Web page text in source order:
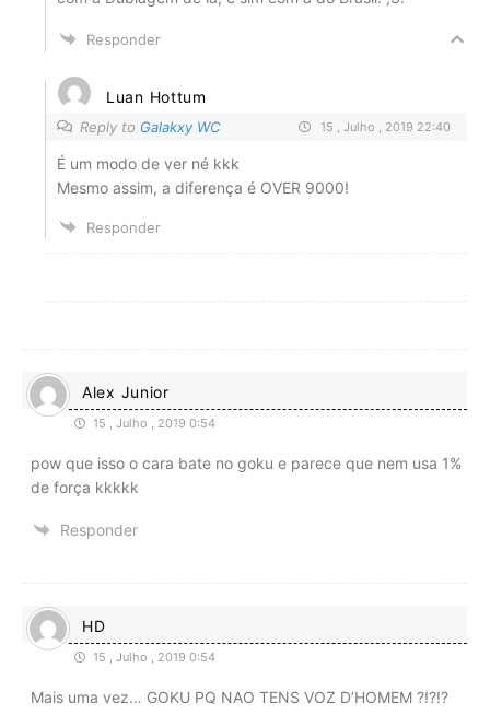
Responder
Luan Hottum
Reply to Galakxy WC 15 , Julho , 2019 22:40
É um modo de ver né kkk
Mesmo assim, a diferença é OVER 9000!
Responder
Alex Junior
15 , Julho , 2019 0:54
pow que isso o cara bate no goku e parece que nem usa 1%
de força kkkkk
Responder
HD
15 , Julho , 2019 0:54
Mais uma vez… GOKU PQ NAO TENS VOZ D’HOMEM ?!?!?